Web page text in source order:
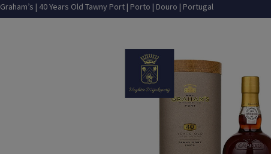
Graham’s | 40 Years Old Tawny Port | Porto | Douro | Portugal